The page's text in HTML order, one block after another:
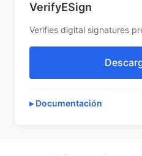
VerifyESign
Verifies digital signatures
Documentación